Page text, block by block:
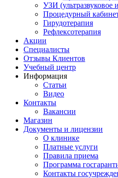
УЗИ (ультразвуковое
Процедурный
Гирудотерапия
Рефлексотерапия
Акции
Специалисты
Отзывы Клиентов
Учебный центр
Информация
Статьи
Видео
Контакты
Вакансии
Магазин
Документы и лицензии
О клинике
Платные услуги
Правила приема
Программа
Контакты